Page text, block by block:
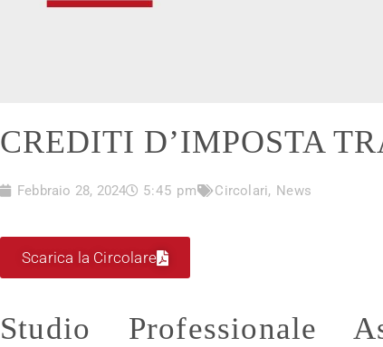
CREDITI D’IMPOSTA
Febbraio 28, 2024 5:45 pm Circolari, News
Scarica la Circolare
Studio Professionale